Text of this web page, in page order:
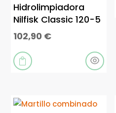
Hidrolimpiadora
Nilfisk Classic 120-5
102,90 €
